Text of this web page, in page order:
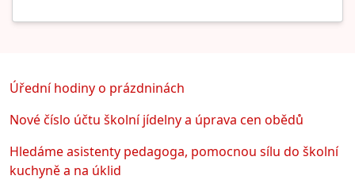
Úřední hodiny o prázdninách
Nové číslo účtu školní jídelny a úprava cen obědů
Hledáme asistenty pedagoga, pomocnou sílu do školní
kuchyně a na úklid